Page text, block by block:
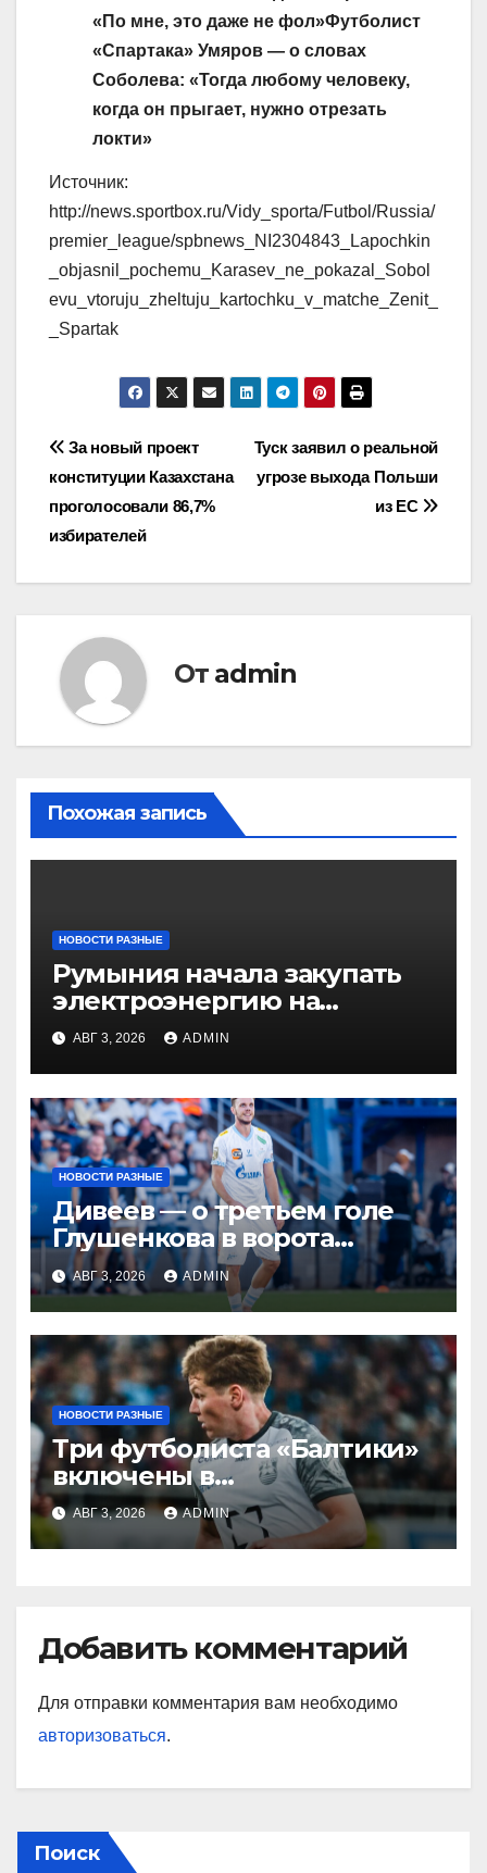
«По мне, это даже не фол»Футболист
«Спартака» Умяров — о словах
Соболева: «Тогда любому человеку,
когда он прыгает, нужно отрезать
локти»
Источник:
http://news.sportbox.ru/Vidy_sporta/Futbol/Russia/
premier_league/spbnews_NI2304843_Lapochkin
_objasnil_pochemu_Karasev_ne_pokazal_Sobol
evu_vtoruju_zheltuju_kartochku_v_matche_Zenit_
_Spartak
Навигация
по
записям
Туск заявил о реальной
угрозе выхода Польши
из ЕС
За новый проект
конституции Казахстана
проголосовали 86,7%
избирателей
От admin
Похожая запись
НОВОСТИ РАЗНЫЕ
Румыния начала закупать
электроэнергию на
Украине из-за дефицита
АВГ 3, 2026 ADMIN
НОВОСТИ РАЗНЫЕ
Дивеев — о третьем голе
Глушенкова в ворота
«Оренбурга»: «Напомнил
Джону Джону, что
наигрывали в такой
ситуации»
АВГ 3, 2026 ADMIN
НОВОСТИ РАЗНЫЕ
Три футболиста «Балтики»
включены в
символическую сборную
2‑го тура РПЛ по версии
подписчиков МАТЧ
АВГ 3, 2026 ADMIN
Добавить комментарий
Для отправки комментария вам необходимо
авторизоваться.
Поиск